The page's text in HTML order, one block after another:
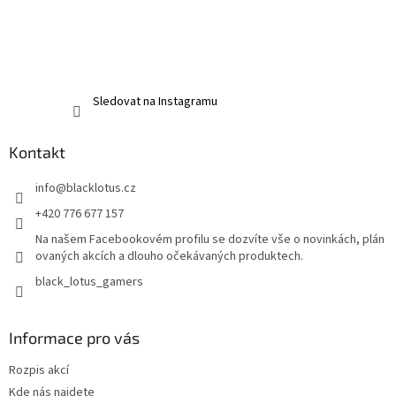
Sledovat na Instagramu
Kontakt
info@blacklotus.cz
+420 776 677 157
Na našem Facebookovém profilu se dozvíte vše o novinkách, plán
ovaných akcích a dlouho očekávaných produktech.
black_lotus_gamers
Informace pro vás
Rozpis akcí